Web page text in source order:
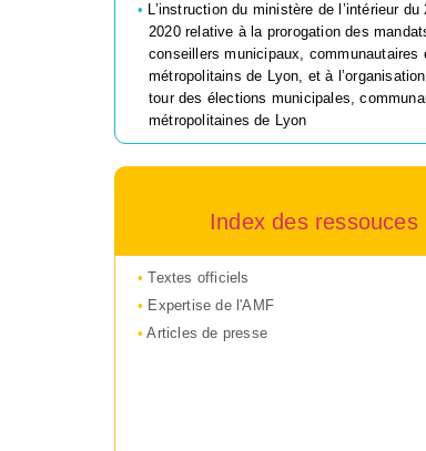
L’instruction du ministère de l’intérieur du
2020 relative à la prorogation des
conseillers municipaux, communautaires
métropolitains de Lyon, et à
tour des élections municipales,
métropolitaines de Lyon
Index des ressouces
Textes officiels
Expertise de l'AMF
Articles de presse